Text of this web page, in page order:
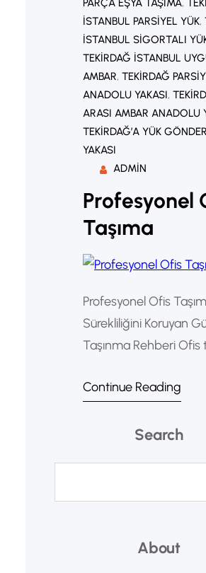
PARÇA EŞYA TAŞIMA,
İSTANBUL PARSIYEL YÜK,
İSTANBUL SIGORTALI
TEKIRDAĞ İSTANBUL
AMBAR, TEKIRDAĞ
ANADOLU YAKASI,
ARASI AMBAR ANADOLU
TEKIRDAĞ’A YÜK
YAKASI
ADMIN
Profesyonel
Taşıma
Profesyonel Ofis
Sürekliliğini Koruyan
Taşınma Rehberi Ofis
değişikliği değil; aynı
gereken kritik bir
yöneterek iş kaybını
taşımanın
Continue Reading
Search
About